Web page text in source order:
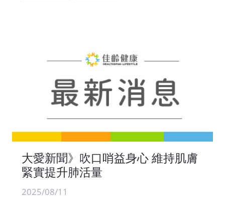
大愛新聞》吹口哨益身心 維持肌膚
緊實提升肺活量
2025/08/11